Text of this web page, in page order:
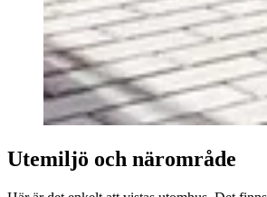
Utemiljö och närområde